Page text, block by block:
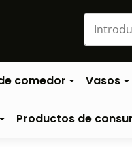
comedor Vasos
Productos de